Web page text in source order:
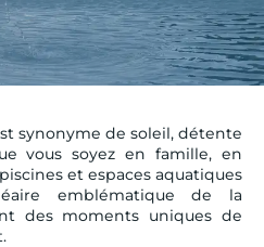
synonyme de soleil, détente
vous soyez en famille, en
et espaces aquatiques
emblématique de la
des moments uniques de